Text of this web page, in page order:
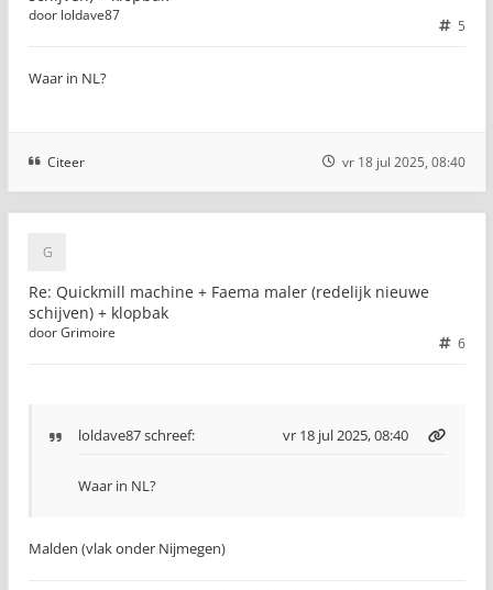
5
door loldave87
Waar in NL?
Citeer vr 18 jul 2025, 08:40
Re: Quickmill machine + Faema maler (redelijk nieuwe
schijven) + klopbak
6
doorGrimoire
loldave87schreef: vr 18 jul 2025, 08:40
Waar in NL?
Malden (vlak onder Nijmegen)